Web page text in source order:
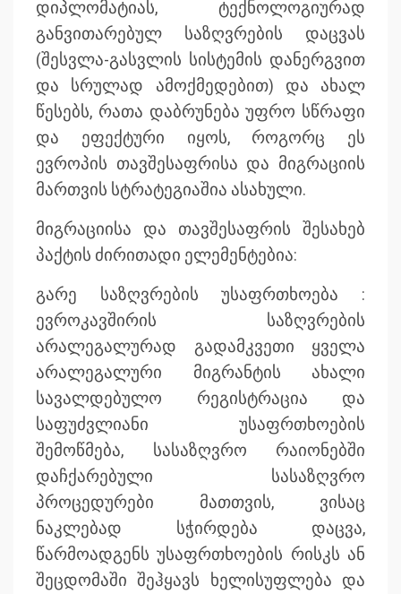
დიპლომატიას, ტექნოლოგიურად
განვითარებულ საზღვრების დაცვას
(შესვლა-გასვლის სისტემის დანერგვით
და სრულად ამოქმედებით) და ახალ
წესებს, რათა დაბრუნება უფრო სწრაფი
და ეფექტური იყოს, როგორც ეს
ევროპის თავშესაფრისა და მიგრაციის
მართვის სტრატეგიაშია ასახული.
მიგრაციისა და თავშესაფრის შესახებ
პაქტის ძირითადი ელემენტებია:
გარე საზღვრების უსაფრთხოება :
ევროკავშირის საზღვრების
არალეგალურად გადამკვეთი ყველა
არალეგალური მიგრანტის ახალი
სავალდებულო რეგისტრაცია და
საფუძვლიანი უსაფრთხოების
შემოწმება, სასაზღვრო რაიონებში
დაჩქარებული სასაზღვრო
პროცედურები მათთვის, ვისაც
ნაკლებად სჭირდება დაცვა,
წარმოადგენს უსაფრთხოების რისკს ან
შეცდომაში შეჰყავს ხელისუფლება და